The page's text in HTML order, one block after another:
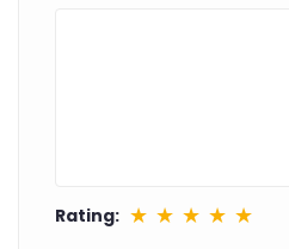
Rating: ★ ★ ★ ★ ★